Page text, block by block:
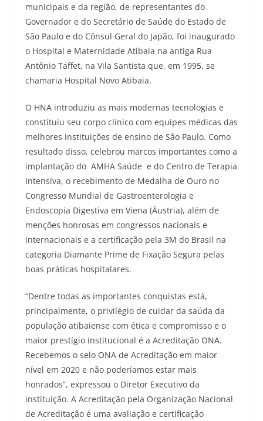
municipais e da região, de representantes do
Governador e do Secretário de Saúde do Estado de
São Paulo e do Cônsul Geral do Japão, foi inaugurado
o Hospital e Maternidade Atibaia na antiga Rua
Antônio Taffet, na Vila Santista que, em 1995, se
chamaria Hospital Novo Atibaia.
O HNA introduziu as mais modernas tecnologias e
constituiu seu corpo clínico com equipes médicas das
melhores instituições de ensino de São Paulo. Como
resultado disso, celebrou marcos importantes como a
implantação do AMHA Saúde e do Centro de Terapia
Intensiva, o recebimento de Medalha de Ouro no
Congresso Mundial de Gastroenterologia e
Endoscopia Digestiva em Viena (Áustria), além de
menções honrosas em congressos nacionais e
internacionais e a certificação pela 3M do Brasil na
categoria Diamante Prime de Fixação Segura pelas
boas práticas hospitalares.
“Dentre todas as importantes conquistas está,
principalmente, o privilégio de cuidar da saúda da
população atibaiense com ética e compromisso e o
maior prestígio institucional é a Acreditação ONA.
Recebemos o selo ONA de Acreditação em maior
nível em 2020 e não poderíamos estar mais
honrados”, expressou o Diretor Executivo da
instituição. A Acreditação pela Organização Nacional
de Acreditação é uma avaliação e certificação